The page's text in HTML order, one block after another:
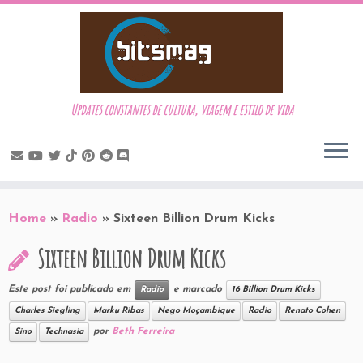
to
Updates constantes de cultura, viagem e estilo de vida
Home » Radio » Sixteen Billion Drum Kicks
Sixteen Billion Drum Kicks
Este post foi publicado em Radio e marcado 16 Billion Drum Kicks
Charles Siegling Marku Ribas Nego Moçambique Radio Renato Cohen
Sino Technasia por Beth Ferreira